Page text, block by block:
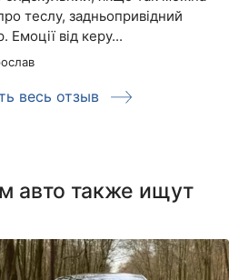
теслу, задньопривідний
Емоції від керу...
весь отзыв
авто также ищут